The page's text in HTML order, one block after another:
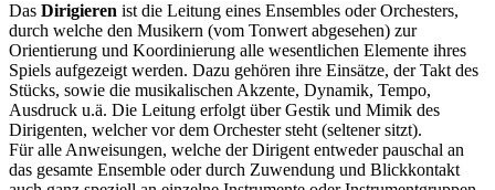
Das Dirigieren ist die Leitung eines Ensembles oder Orchesters,
durch welche den Musikern (vom Tonwert abgesehen) zur
Orientierung und Koordinierung alle wesentlichen Elemente ihres
Spiels aufgezeigt werden. Dazu gehören ihre Einsätze, der Takt des
Stücks, sowie die musikalischen Akzente, Dynamik, Tempo,
Ausdruck u.ä. Die Leitung erfolgt über Gestik und Mimik des
Dirigenten, welcher vor dem Orchester steht (seltener sitzt).
Für alle Anweisungen, welche der Dirigent entweder pauschal an
das gesamte Ensemble oder durch Zuwendung und Blickkontakt